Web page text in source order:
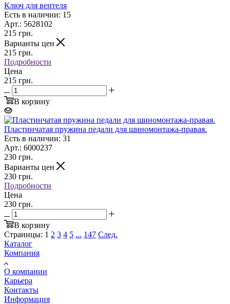
Ключ для вентеля
Есть в наличии: 15
Арт.: 5628102
215 грн.
Варианты цен
215 грн.
Подробности
Цена
215 грн.
В корзину
Пластинчатая пружина педали для шиномонтажа-правая.
Есть в наличии: 31
Арт.: 6000237
230 грн.
Варианты цен
230 грн.
Подробности
Цена
230 грн.
В корзину
Страницы: 1 2 3 4 5 ... 147 След.
Каталог
Компания
О компании
Карьера
Контакты
Информация